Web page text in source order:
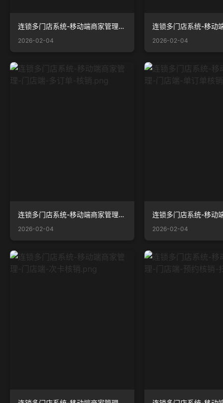
连锁多门店系统-移动端商家管理-门店端-导购推广码.png
2026-02-04 2026-02-04
连锁多门店系统-移动端商家管理-门店端-多订单-核销.png
2026-02-04 2026-02-04